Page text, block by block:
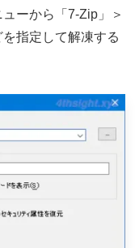
ーから「7-Zip」＞
指定して解凍する